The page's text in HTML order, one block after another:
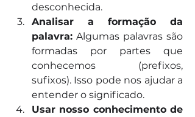
desconhecida.
Analisar a formação da
palavra: Algumas palavras são
formadas por partes que
conhecemos (prefixos,
sufixos). Isso pode nos ajudar a
entender o significado.
Usar nosso conhecimento de